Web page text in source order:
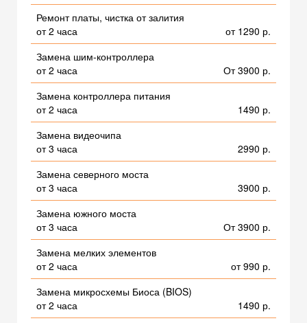
Ремонт платы, чистка от залития
от 2 часа
от 1290 р.
Замена шим-контроллера
от 2 часа
От 3900 р.
Замена контроллера питания
от 2 часа
1490 р.
Замена видеочипа
от 3 часа
2990 р.
Замена северного моста
от 3 часа
3900 р.
Замена южного моста
от 3 часа
От 3900 р.
Замена мелких элементов
от 2 часа
от 990 р.
Замена микросхемы Биоса (BIOS)
от 2 часа
1490 р.